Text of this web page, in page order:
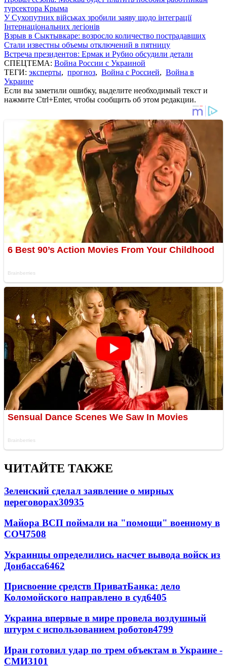
турсектора Крыма
У Сухопутних військах зробили заяву щодо інтеграції
Інтернаціональних легіонів
Взрыв в Сыктывкаре: возросло количество пострадавших
Стали известны объемы отключений в пятницу
Встреча президентов: Ермак и Рубио обсудили детали
СПЕЦТЕМА: Война России с Украиной
ТЕГИ: эксперты, прогноз, Война с Россией, Война в
Украине
Если вы заметили ошибку, выделите необходимый текст и
нажмите Ctrl+Enter, чтобы сообщить об этом редакции.
ЧИТАЙТЕ ТАКЖЕ
Зеленский сделал заявление о мирных
переговорах30935
Майора ВСП поймали на "помощи" военному в
СОЧ7508
Украинцы определились насчет вывода войск из
Донбасса6462
Присвоение средств ПриватБанка: дело
Коломойского направлено в суд6405
Украина впервые в мире провела воздушный
штурм с использованием роботов4799
Иран готовил удар по трем объектам в Украине -
СМИ3101